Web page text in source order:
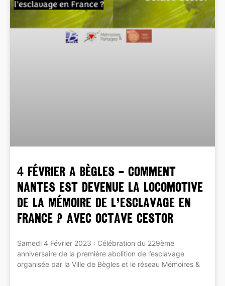
4 FÉVRIER A BÈGLES – Comment
Nantes est devenue la locomotive
de la mémoire de l’esclavage en
France ? avec Octave Cestor
Samedi 4 Février 2023 : Célébration du 229ème
anniversaire de la première abolition de l’esclavage
organisée par la Ville de Bègles et le réseau Mémoires &